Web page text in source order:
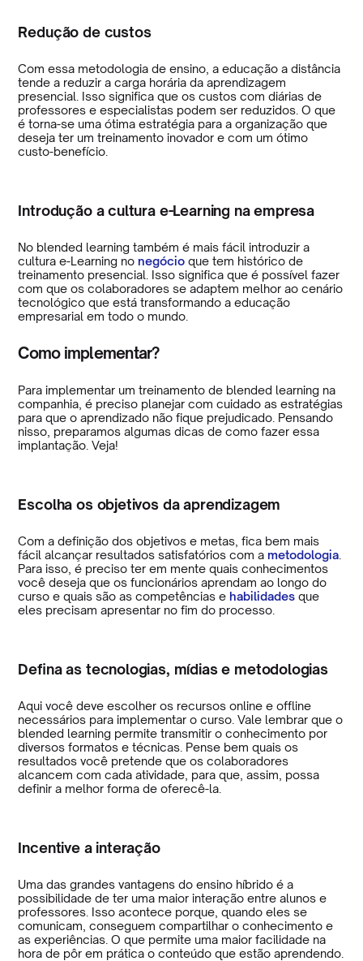
Redução de custos
Com essa metodologia de ensino, a educação a distância
tende a reduzir a carga horária da aprendizagem
presencial. Isso significa que os custos com diárias de
professores e especialistas podem ser reduzidos. O que
é torna-se uma ótima estratégia para a organização que
deseja ter um treinamento inovador e com um ótimo
custo-benefício.
Introdução a cultura e-Learning na empresa
No blended learning também é mais fácil introduzir a
cultura e-Learning no negócio que tem histórico de
treinamento presencial. Isso significa que é possível fazer
com que os colaboradores se adaptem melhor ao cenário
tecnológico que está transformando a educação
empresarial em todo o mundo.
Como implementar?
Para implementar um treinamento de blended learning na
companhia, é preciso planejar com cuidado as estratégias
para que o aprendizado não fique prejudicado. Pensando
nisso, preparamos algumas dicas de como fazer essa
implantação. Veja!
Escolha os objetivos da aprendizagem
Com a definição dos objetivos e metas, fica bem mais
fácil alcançar resultados satisfatórios com a metodologia
Para isso, é preciso ter em mente quais conhecimentos
você deseja que os funcionários aprendam ao longo do
curso e quais são as competências e habilidades que
eles precisam apresentar no fim do processo.
Defina as tecnologias, mídias e metodologias
Aqui você deve escolher os recursos online e offline
necessários para implementar o curso. Vale lembrar que o
blended learning permite transmitir o conhecimento por
diversos formatos e técnicas. Pense bem quais os
resultados você pretende que os colaboradores
alcancem com cada atividade, para que, assim, possa
definir a melhor forma de oferecê-la.
Incentive a interação
Uma das grandes vantagens do ensino híbrido é a
possibilidade de ter uma maior interação entre alunos e
professores. Isso acontece porque, quando eles se
comunicam, conseguem compartilhar o conhecimento e
as experiências. O que permite uma maior facilidade na
hora de pôr em prática o conteúdo que estão aprendendo.